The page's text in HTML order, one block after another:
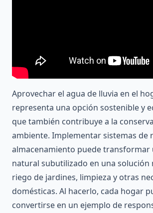
Aprovechar el agua de lluvia en el
representa una opción sostenible y
que también contribuye a la
ambiente. Implementar sistemas de
almacenamiento puede transformar
natural subutilizado en una solución
riego de jardines, limpieza y otras
domésticas. Al hacerlo, cada hogar
convertirse en un ejemplo de